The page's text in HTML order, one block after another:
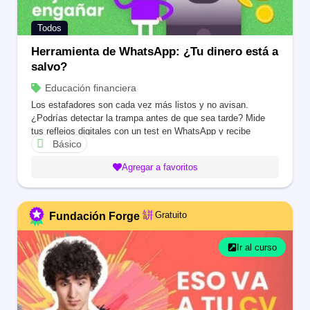
Todos
Herramienta de WhatsApp: ¿Tu dinero está a
salvo?
Educación financiera
Los estafadores son cada vez más listos y no avisan.
¿Podrías detectar la trampa antes de que sea tarde? Mide
tus reflejos digitales con un test en WhatsApp y recibe
herramientas prácticas para proteger tus recursos. Tu instinto
Básico
Agregar a favoritos
Fundación Forge Gratuito
Ir al curso